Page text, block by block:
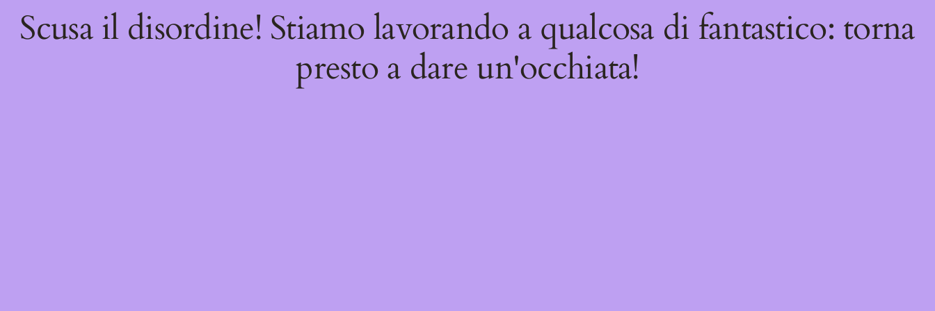
Scusa il disordine! Stiamo lavorando a qualcosa di fantastico: torna
presto a dare un'occhiata!